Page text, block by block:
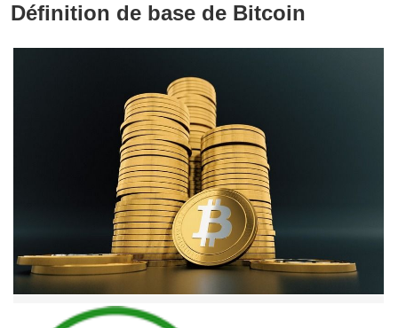
Définition de base de Bitcoin